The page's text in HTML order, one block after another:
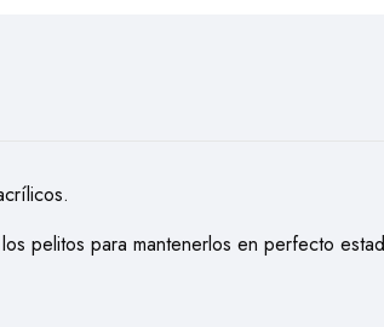
pelitos para mantenerlos en perfecto